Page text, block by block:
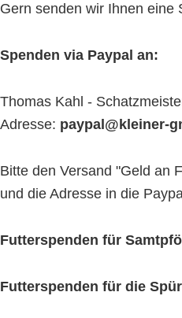
Gern senden wir Ihnen eine
Spenden via Paypal an:
Thomas Kahl -
Adresse: paypal@kleiner-
Bitte den Versand "Geld an
und die Adresse in die
Futterspenden für
Futterspenden für die